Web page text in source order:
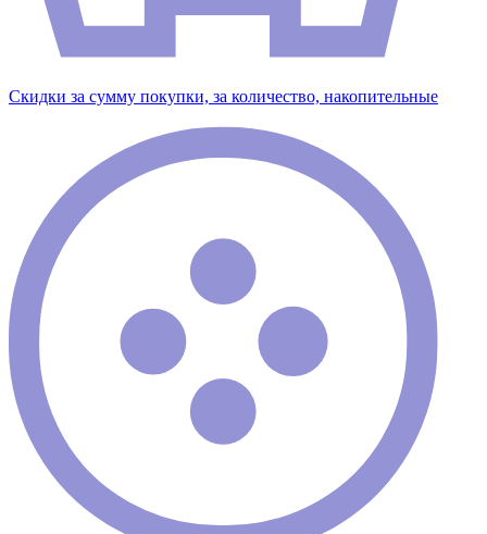
Скидки за сумму покупки, за количество, накопительные